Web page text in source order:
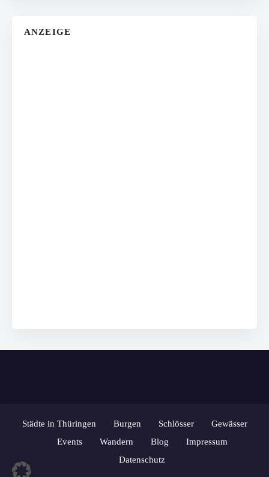
ANZEIGE
Städte in Thüringen Burgen Schlösser
Gewässer
Events
Wandern Blog
Impressum
Datenschutz